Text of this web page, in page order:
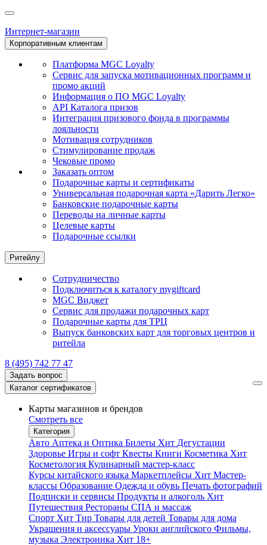
Интернет-магазин
Корпоративным клиентам
Платформа MGC Loyalty
Сервис для запуска мотивационных программ и
промо акций
Информация о ПО MGC Loyalty
API Каталога призов
Интеграция призового фонда в программы
лояльности
Мотивация сотрудников
Стимулирование продаж
Чековые промо
Заказать оптом
Подарочные карты и сертификаты
Универсальная подарочная карта «Дарить Легко»
Банковские подарочные карты
Переводы на личные карты
Целевые карты
Подарочные ссылки
Ритейлу
Сотрудничество
Подключиться к каталогу mygiftcard
MGC Виджет
Сервис для продажи подарочных карт
Подарочные карты для ТРЦ
Выпуск банковских карт для торговых центров и
ритейла
8 (495) 742 77 47
Задать вопрос
Каталог сертификатов
Карты магазинов и брендов
Смотреть все
Категория
Авто Аптека и Оптика Билеты Хит Дегустации
Здоровье Игры и софт Квесты Книги Косметика Хит
Косметология Кулинарный мастер-класс
Курсы китайского языка Маркетплейсы Хит Мастер-
классы Образование Одежда и обувь Печать фотографий
Подписки и сервисы Продукты и алкоголь Хит
Путешествия Рестораны СПА и массаж
Спорт Хит Тир Товары для детей Товары для дома
Украшения и аксессуары Уроки английского Фильмы,
музыка Электроника Хит 18+